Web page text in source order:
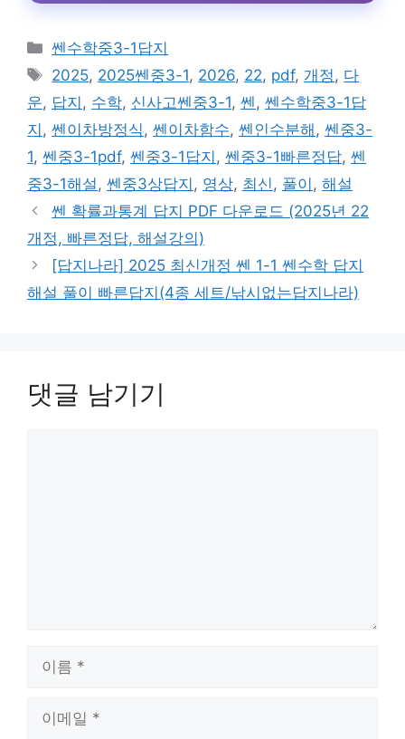
카
테
리
쎈수학중3-1답지
태
그
2025, 2025쎈중3-1, 2026, 22, pdf, 개정, 다
운, 답지 , 수학, 신사고쎈중3-1, 쎈, 쎈수학중3-1답
지 , 쎈이차방정식, 쎈이차함수, 쎈인수분해 , 쎈중3-
1, 쎈중3-1pdf, 쎈중3-1답지 , 쎈중3-1빠른정답, 쎈
중3-1해설 , 쎈중3상답지 , 영상, 최신, 풀이 , 해설
쎈 확률과통계 답지 PDF 다운로드 (2025년 22
개정, 빠른정답, 해설강의)
[답지나라] 2025 최신개정 쎈 1-1 쎈수학 답지
해설 풀이 빠른답지(4종 세트/낚시없는답지나라)
댓글 남기기